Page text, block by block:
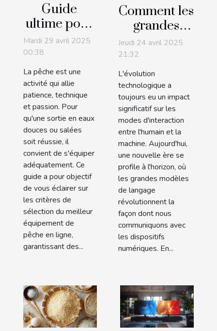
Guide
ultime pour
choisir le
meilleur
équipement
de pêche en
ligne
Mardi 29 avril 2025
00:38
La pêche est une
activité qui allie
patience, technique
et passion. Pour
qu'une sortie en eaux
douces ou salées
soit réussie, il
convient de s'équiper
adéquatement. Ce
guide a pour objectif
de vous éclairer sur
les critères de
sélection du meilleur
équipement de
pêche en ligne,
garantissant des...
Comment les
grandes
modèles de
langage
transforment
l'interaction
utilisateur
Jeudi 24 avril 2025
21:32
L'évolution
technologique a
toujours eu un impact
significatif sur les
modes d'interaction
entre l'humain et la
machine. Aujourd'hui,
une nouvelle ère se
profile à l'horizon, où
les grandes modèles
de langage
révolutionnent la
façon dont nous
communiquons avec
les dispositifs
numériques. En...